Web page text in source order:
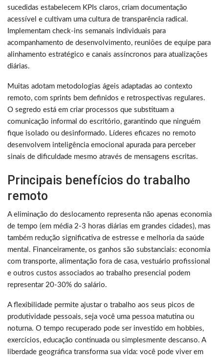
sucedidas estabelecem KPIs claros, criam documentação
acessível e cultivam uma cultura de transparência radical.
Implementam check-ins semanais individuais para
acompanhamento de desenvolvimento, reuniões de equipe para
alinhamento estratégico e canais assíncronos para atualizações
diárias.
Muitas adotam metodologias ágeis adaptadas ao contexto
remoto, com sprints bem definidos e retrospectivas regulares.
O segredo está em criar processos que substituam a
comunicação informal do escritório, garantindo que ninguém
fique isolado ou desinformado. Líderes eficazes no remoto
desenvolvem inteligência emocional apurada para perceber
sinais de dificuldade mesmo através de mensagens escritas.
Principais benefícios do trabalho
remoto
A eliminação do deslocamento representa não apenas economia
de tempo (em média 2-3 horas diárias em grandes cidades), mas
também redução significativa de estresse e melhoria da saúde
mental. Financeiramente, os ganhos são substanciais: economia
com transporte, alimentação fora de casa, vestuário profissional
e outros custos associados ao trabalho presencial podem
representar 20-30% do salário.
A flexibilidade permite ajustar o trabalho aos seus picos de
produtividade pessoais, seja você uma pessoa matutina ou
noturna. O tempo recuperado pode ser investido em hobbies,
exercícios, educação continuada ou simplesmente descanso. A
liberdade geográfica transforma sua vida: você pode viver em